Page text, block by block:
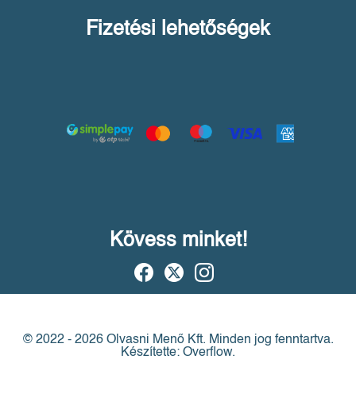
Fizetési lehetőségek
Kövess minket!
© 2022 - 2026 Olvasni Menő Kft. Minden jog fenntartva.
Készítette: Overflow.